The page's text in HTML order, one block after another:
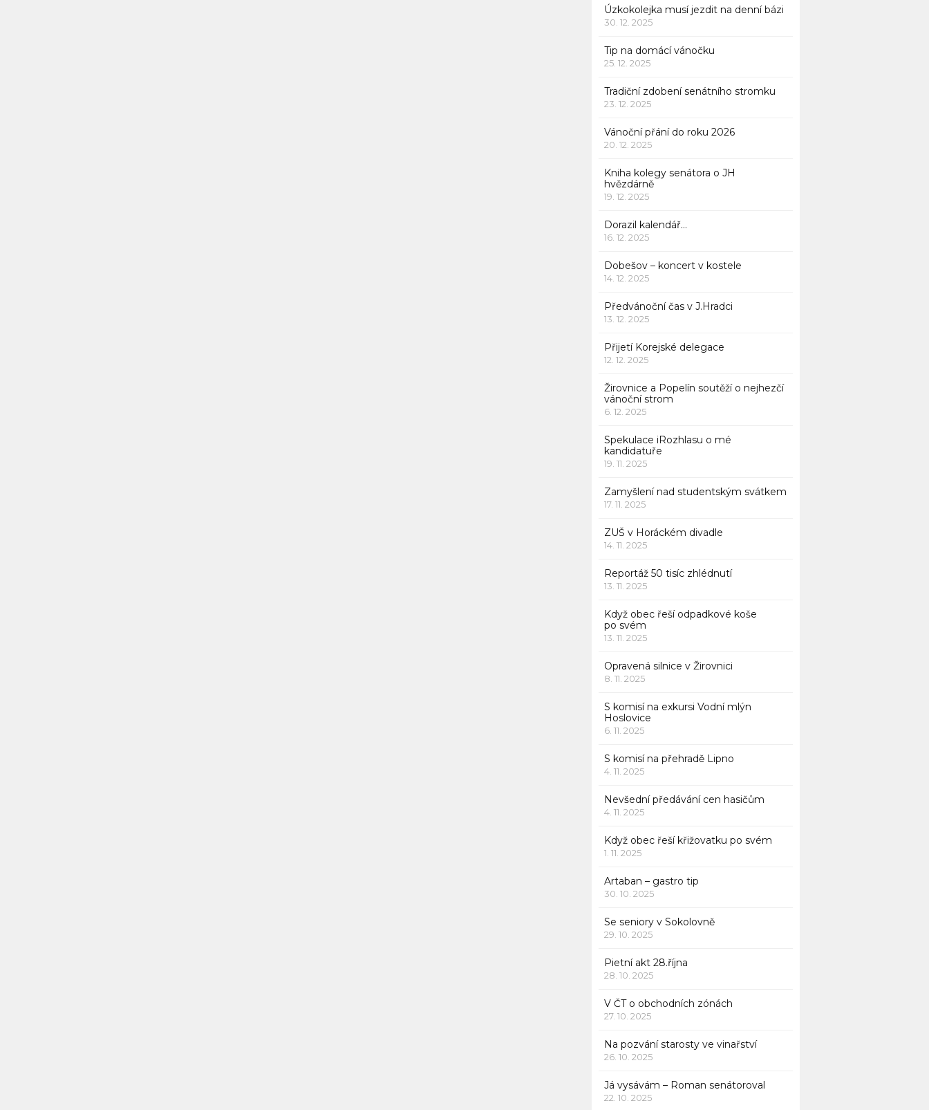
Úzkokolejka musí jezdit na denní bázi
30. 12. 2025
Tip na domácí vánočku
25. 12. 2025
Tradiční zdobení senátního stromku
23. 12. 2025
Vánoční přání do roku 2026
20. 12. 2025
Kniha kolegy senátora o JH
hvězdárně
19. 12. 2025
Dorazil kalendář…
16. 12. 2025
Dobešov – koncert v kostele
14. 12. 2025
Předvánoční čas v J.Hradci
13. 12. 2025
Přijetí Korejské delegace
12. 12. 2025
Žirovnice a Popelín soutěží o nejhezčí
vánoční strom
6. 12. 2025
Spekulace iRozhlasu o mé
kandidatuře
19. 11. 2025
Zamyšlení nad studentským svátkem
17. 11. 2025
ZUŠ v Horáckém divadle
14. 11. 2025
Reportáž 50 tisíc zhlédnutí
13. 11. 2025
Když obec řeší odpadkové koše
po svém
13. 11. 2025
Opravená silnice v Žirovnici
8. 11. 2025
S komisí na exkursi Vodní mlýn
Hoslovice
6. 11. 2025
S komisí na přehradě Lipno
4. 11. 2025
Nevšední předávání cen hasičům
4. 11. 2025
Když obec řeší křižovatku po svém
1. 11. 2025
Artaban – gastro tip
30. 10. 2025
Se seniory v Sokolovně
29. 10. 2025
Pietní akt 28.října
28. 10. 2025
V ČT o obchodních zónách
27. 10. 2025
Na pozvání starosty ve vinařství
26. 10. 2025
Já vysávám – Roman senátoroval
22. 10. 2025